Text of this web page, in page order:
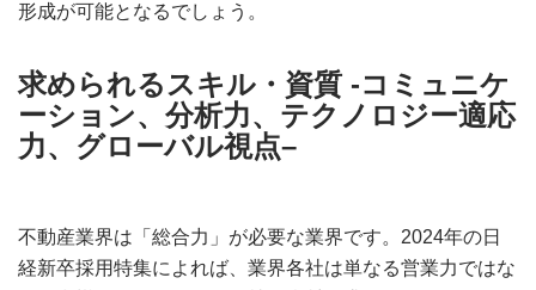
形成が可能となるでしょう。
求められるスキル・資質 -コミュニケ
ーション、分析力、テクノロジー適応
力、グローバル視点–
不動産業界は「総合力」が必要な業界です。2024年の日
経新卒採用特集によれば、業界各社は単なる営業力ではな